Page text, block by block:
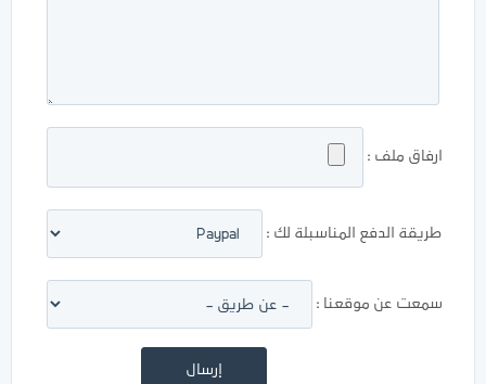
ارفاق ملف :
طريقة الدفع المناسبلة لك :
سمعت عن موقعنا :